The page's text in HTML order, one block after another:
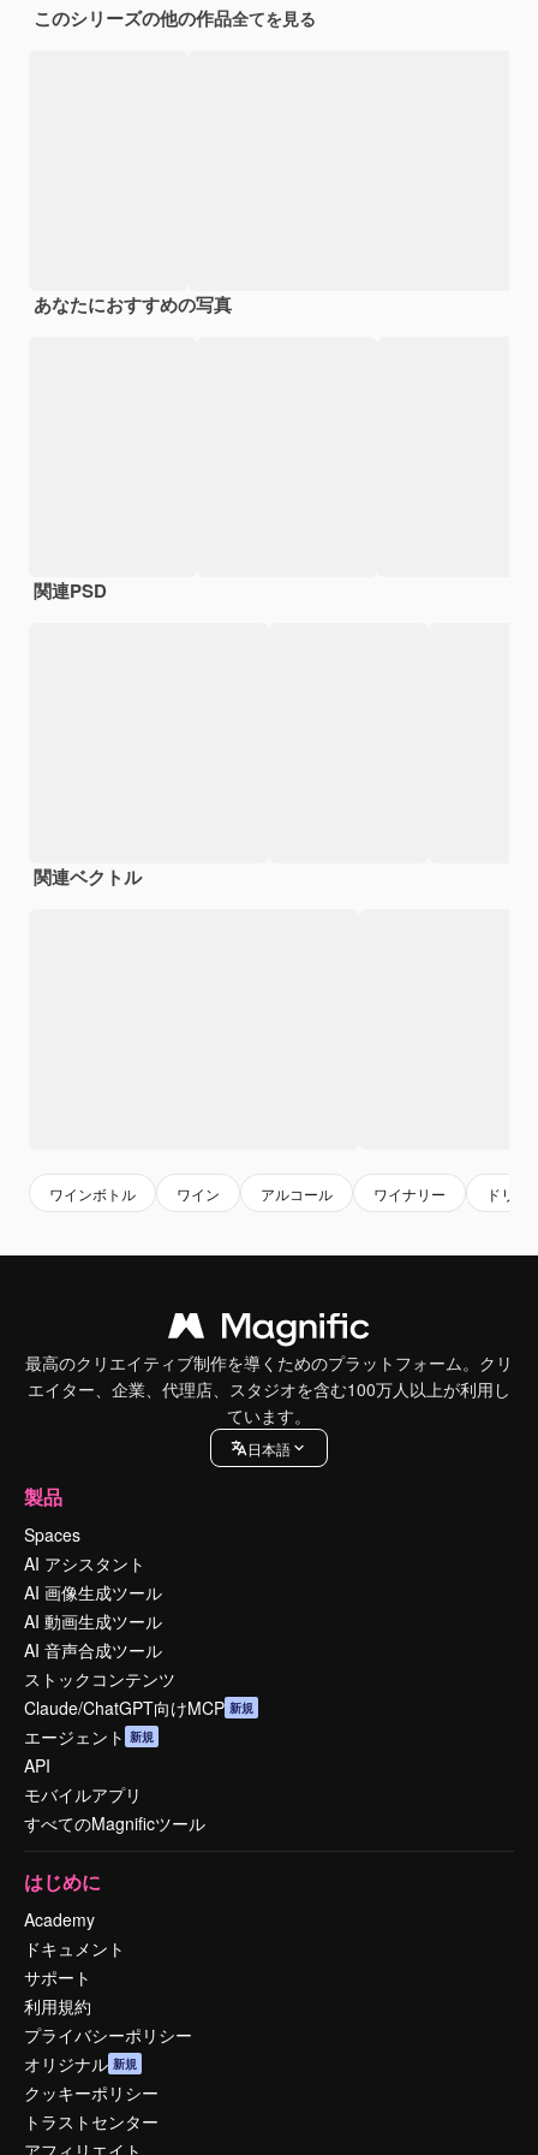
このシリーズの他の作品全てを見る
あなたにおすすめの写真
関連PSD
関連ベクトル
ワインボトル ワイン アルコール ワイナリー ドリン
最高のクリエイティブ制作を導くためのプラットフォーム。クリ
エイター、企業、代理店、スタジオを含む100万人以上が利用し
ています。
日本語
製品
Spaces
AI アシスタント
AI 画像生成ツール
AI 動画生成ツール
AI 音声合成ツール
ストックコンテンツ
Claude/ChatGPT向けMCP 新規
エージェント 新規
API
モバイルアプリ
すべてのMagnificツール
はじめに
Academy
ドキュメント
サポート
利用規約
プライバシーポリシー
オリジナル 新規
クッキーポリシー
トラストセンター
アフィリエイト